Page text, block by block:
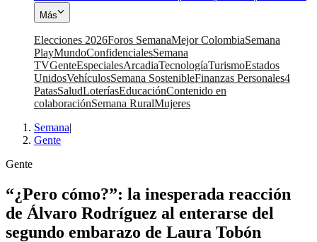
Más
Elecciones 2026Foros SemanaMejor ColombiaSemana
PlayMundoConfidencialesSemana
TVGenteEspecialesArcadiaTecnologíaTurismoEstados
UnidosVehículosSemana SostenibleFinanzas Personales4
PatasSaludLoteríasEducaciónContenido en
colaboraciónSemana RuralMujeres
Semana|
Gente
Gente
“¿Pero cómo?”: la inesperada reacción
de Álvaro Rodríguez al enterarse del
segundo embarazo de Laura Tobón